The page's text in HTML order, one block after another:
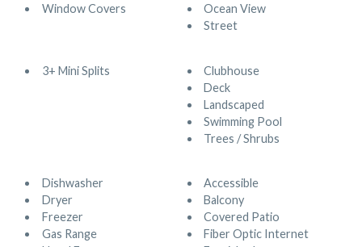
Window Covers
Ocean View
Street
3+ Mini Splits
Clubhouse
Deck
Landscaped
Swimming Pool
Trees / Shrubs
Dishwasher
Dryer
Freezer
Gas Range
Accessible
Balcony
Covered Patio
Fiber Optic Internet